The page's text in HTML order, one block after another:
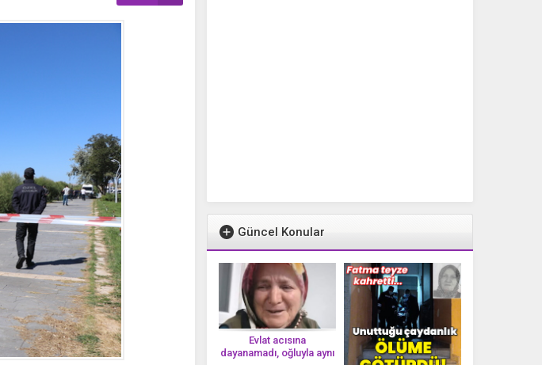
Güncel Konular
Evlat acısına
dayanamadı, oğluyla aynı